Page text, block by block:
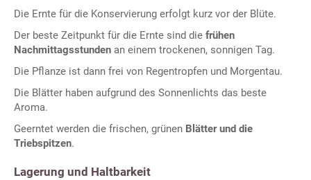
Die Ernte für die Konservierung erfolgt kurz vor der Blüte.
Der beste Zeitpunkt für die Ernte sind die frühen
Nachmittagsstunden an einem trockenen, sonnigen Tag.
Die Pflanze ist dann frei von Regentropfen und Morgentau.
Die Blätter haben aufgrund des Sonnenlichts das beste
Aroma.
Geerntet werden die frischen, grünen Blätter und die
Triebspitzen.
Lagerung und Haltbarkeit